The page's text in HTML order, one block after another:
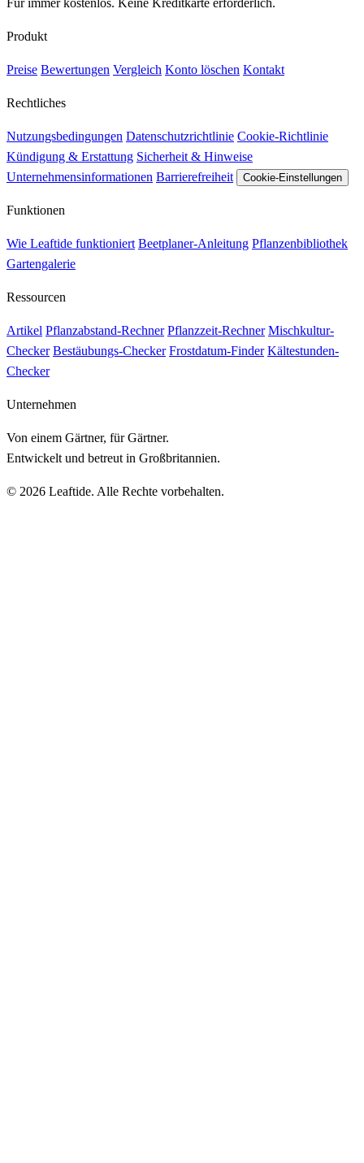
Für immer kostenlos. Keine Kreditkarte erforderlich.
Produkt
Preise Bewertungen Vergleich Konto löschen Kontakt
Rechtliches
Nutzungsbedingungen Datenschutzrichtlinie Cookie-Richtlinie
Kündigung & Erstattung Sicherheit & Hinweise
Unternehmensinformationen Barrierefreiheit Cookie-Einstellungen
Funktionen
Wie Leaftide funktioniert Beetplaner-Anleitung Pflanzenbibliothek
Gartengalerie
Ressourcen
Artikel Pflanzabstand-Rechner Pflanzzeit-Rechner Mischkultur-
Checker Bestäubungs-Checker Frostdatum-Finder Kältestunden-
Checker
Unternehmen
Von einem Gärtner, für Gärtner.
Entwickelt und betreut in Großbritannien.
© 2026 Leaftide. Alle Rechte vorbehalten.